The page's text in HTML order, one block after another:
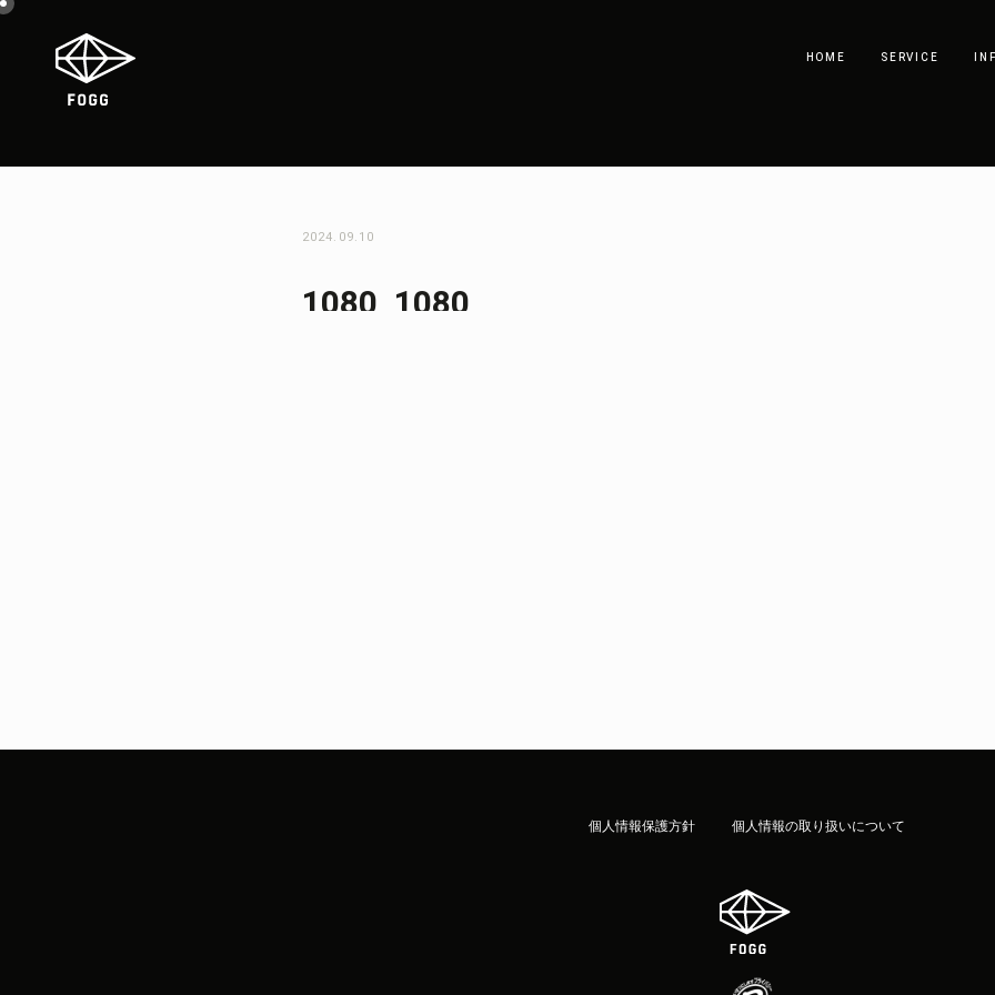
HOME SERVICE
2024.09.10
1080_1080
個人情報保護方針 個人情報の取り扱いについて